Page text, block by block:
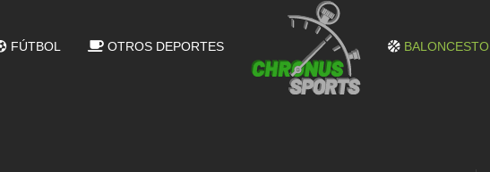
FÚTBOL OTROS DEPORTES BALONCESTO